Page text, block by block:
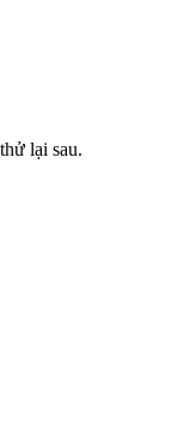
lại sau.